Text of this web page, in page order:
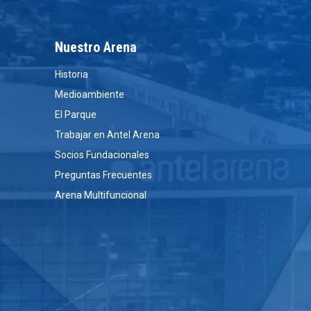
Nuestro Arena
Historia
Medioambiente
El Parque
Trabajar en Antel Arena
Socios Fundacionales
Preguntas Frecuentes
Arena Multifuncional